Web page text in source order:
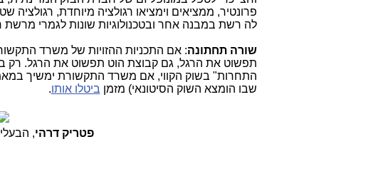
פרונטיר, ממציאים וימציאו רגולציה מיוחדת,
לה רשת במבנה אחר ובטכנולוגיות שונות לגמרי
שורה תחתונה
תפשוט את הרגל, גם קבוצת הוט תפשוט את הרגל. רק
התחרות" בשוק הקווי, אם משרד התקשורת ימשיך
שבו הומצא השוק הסיטונאי) מזמן ביטלו אותו.
פטריק דרהי,